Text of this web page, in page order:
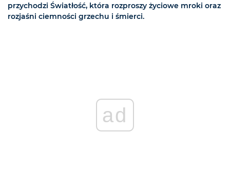
przychodzi Światłość, która rozproszy życiowe mroki oraz
rozjaśni ciemności grzechu i śmierci.
ad